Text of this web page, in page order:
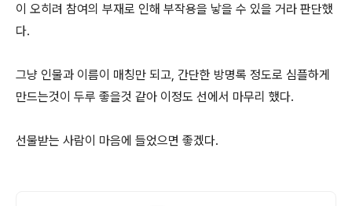
이 오히려 참여의 부재로 인해 부작용을 낳을 수 있을 거라 판단했
다.
그냥 인물과 이름이 매칭만 되고, 간단한 방명록 정도로 심플하게
만드는것이 두루 좋을것 같아 이정도 선에서 마무리 했다.
선물받는 사람이 마음에 들었으면 좋겠다.